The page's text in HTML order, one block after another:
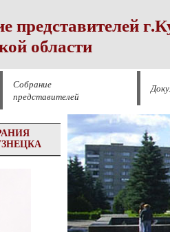
представителей
области
Собрание
представителей